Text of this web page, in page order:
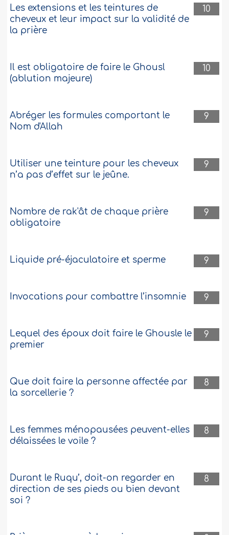
10
Les extensions et les teintures de
cheveux et leur impact sur la validité de
la prière
10
Il est obligatoire de faire le Ghousl
(ablution majeure)
9
Abréger les formules comportant le
Nom d'Allah
9
Utiliser une teinture pour les cheveux
n’a pas d’effet sur le jeûne.
9
Nombre de rak'ât de chaque prière
obligatoire
9
Liquide pré-éjaculatoire et sperme
9
Invocations pour combattre l’insomnie
9
Lequel des époux doit faire le Ghousle le
premier
8
Que doit faire la personne affectée par
la sorcellerie ?
8
Les femmes ménopausées peuvent-elles
délaissées le voile ?
8
Durant le Ruqu’, doit-on regarder en
direction de ses pieds ou bien devant
soi ?